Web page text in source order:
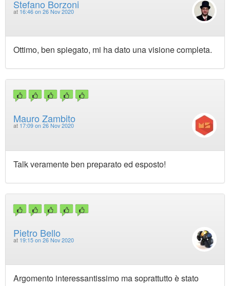
Stefano Borzoni
at 16:46 on 26 Nov 2020
Ottimo, ben spiegato, mi ha dato una visione completa.
Mauro Zambito
at 17:09 on 26 Nov 2020
Talk veramente ben preparato ed esposto!
Pietro Bello
at 19:15 on 26 Nov 2020
Argomento interessantissimo ma soprattutto è stato